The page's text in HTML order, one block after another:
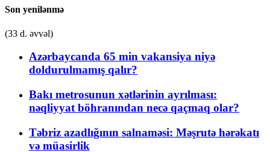
Son yenilənmə
(33 d. əvvəl)
Azərbaycanda 65 min vakansiya niyə
doldurulmamış qalır?
Bakı metrosunun xətlərinin ayrılması:
nəqliyyat böhranından necə qaçmaq olar?
Təbriz azadlığının salnaməsi: Məşrutə hərəkatı
və müasirlik